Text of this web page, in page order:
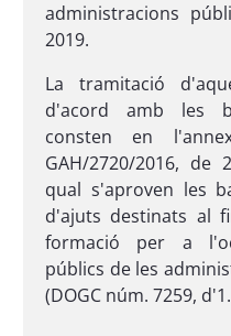
administracions
2019.
La tramitació
d'acord amb les
consten en
GAH/2720/2016,
qual s'aproven les
d'ajuts destinats al
formació per a
públics de les
(DOGC núm. 7259,